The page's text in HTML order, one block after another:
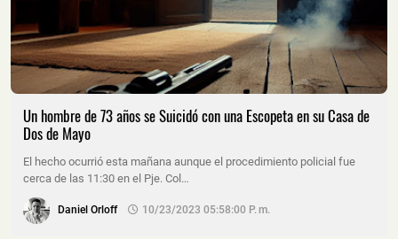
Un hombre de 73 años se Suicidó con una Escopeta en su Casa de
Dos de Mayo
El hecho ocurrió esta mañana aunque el procedimiento policial fue
cerca de las 11:30 en el Pje. Col…
Daniel Orloff 10/23/2023 05:58:00 P. M.